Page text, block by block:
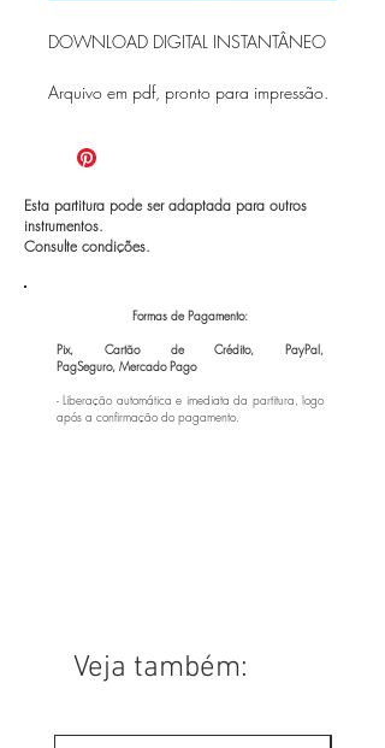
DOWNLOAD DIGITAL INSTANTÂNEO
Arquivo em pdf, pronto para impressão.
Esta partitura pode ser adaptada para outros
instrumentos.
Consulte condições.
Formas de Pagamento:
Pix, Cartão de Crédito, PayPal,
PagSeguro, Mercado Pago
- Liberação automática e imediata da partitura, logo
após a confirmação do pagamento.
Veja também: